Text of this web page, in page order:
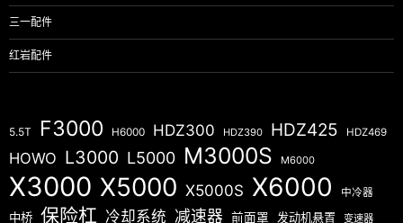
三一配件
红岩配件
5.5T F3000 H6000 HDZ300 HDZ390 HDZ425 HDZ469
HOWO L3000 L5000 M3000S M6000
X3000 X5000 X5000S X6000 中冷器
中桥 保险杠 冷却系统 减速器 前面罩 发动机悬置 变速器